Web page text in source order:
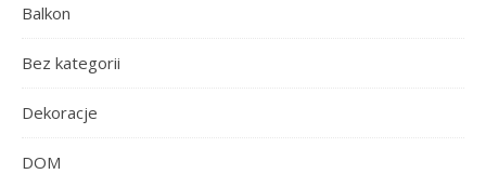
Balkon
Bez kategorii
Dekoracje
DOM